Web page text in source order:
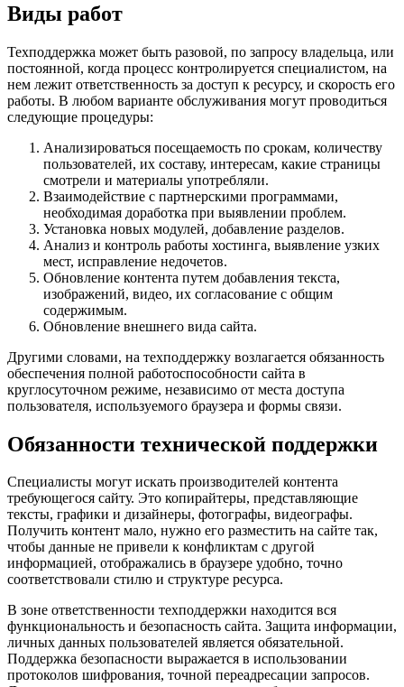
Виды работ
Техподдержка может быть разовой, по запросу владельца, или
постоянной, когда процесс контролируется специалистом, на
нем лежит ответственность за доступ к ресурсу, и скорость его
работы. В любом варианте обслуживания могут проводиться
следующие процедуры:
Анализироваться посещаемость по срокам, количеству
пользователей, их составу, интересам, какие страницы
смотрели и материалы употребляли.
Взаимодействие с партнерскими программами,
необходимая доработка при выявлении проблем.
Установка новых модулей, добавление разделов.
Анализ и контроль работы хостинга, выявление узких
мест, исправление недочетов.
Обновление контента путем добавления текста,
изображений, видео, их согласование с общим
содержимым.
Обновление внешнего вида сайта.
Другими словами, на техподдержку возлагается обязанность
обеспечения полной работоспособности сайта в
круглосуточном режиме, независимо от места доступа
пользователя, используемого браузера и формы связи.
Обязанности технической поддержки
Специалисты могут искать производителей контента
требующегося сайту. Это копирайтеры, представляющие
тексты, графики и дизайнеры, фотографы, видеографы.
Получить контент мало, нужно его разместить на сайте так,
чтобы данные не привели к конфликтам с другой
информацией, отображались в браузере удобно, точно
соответствовали стилю и структуре ресурса.
В зоне ответственности техподдержки находится вся
функциональность и безопасность сайта. Защита информации,
личных данных пользователей является обязательной.
Поддержка безопасности выражается в использовании
протоколов шифрования, точной переадресации запросов.